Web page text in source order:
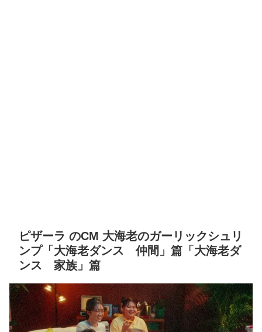
ピザーラ のCM 大海老のガーリックシュリ
ンプ「大海老ダンス 仲間」篇「大海老ダ
ンス 家族」篇